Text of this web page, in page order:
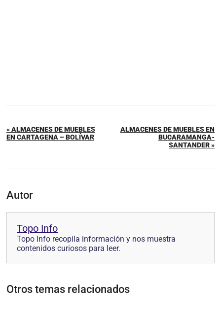
« ALMACENES DE MUEBLES
EN CARTAGENA – BOLÍVAR
ALMACENES DE MUEBLES EN
BUCARAMANGA-
SANTANDER »
Autor
Topo Info
Topo Info recopila información y nos muestra
contenidos curiosos para leer.
Otros temas relacionados